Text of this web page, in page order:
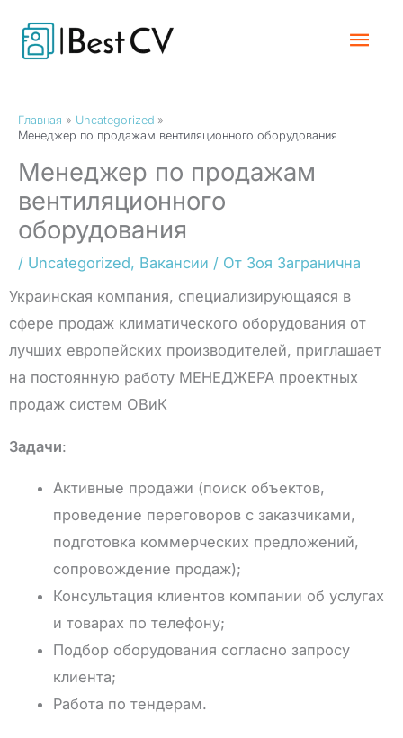
Главная
Uncategorized
Менеджер по продажам вентиляционного оборудования
Менеджер по продажам
вентиляционного
оборудования
/ Uncategorized, Вакансии / От Зоя Загранична
Украинская компания, специализирующаяся в
сфере продаж климатического оборудования от
лучших европейских производителей, приглашает
на постоянную работу МЕНЕДЖЕРА проектных
продаж систем ОВиК
Задачи:
Активные продажи (поиск объектов,
проведение переговоров с заказчиками,
подготовка коммерческих предложений,
сопровождение продаж);
Консультация клиентов компании об услугах
и товарах по телефону;
Подбор оборудования согласно запросу
клиента;
Работа по тендерам.